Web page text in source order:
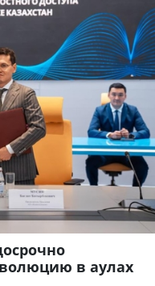
в аулах